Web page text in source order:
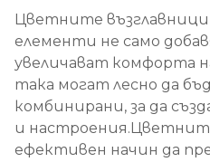
Цветните
елементи не само
увеличават комфорта
така могат лесно да
комбинирани, за да
и
ефективен начин да